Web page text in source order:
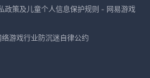
政策及儿童个人信息保护规则 - 网易游戏
络游戏行业防沉迷自律公约